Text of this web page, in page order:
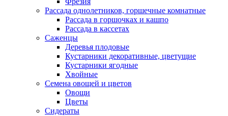
Рассада однолетников, горшечные комнатные
Рассада в горшочках и кашпо
Рассада в кассетах
Саженцы
Деревья плодовые
Кустарники декоративные, цветущие
Кустарники ягодные
Хвойные
Семена овощей и цветов
Овощи
Цветы
Сидераты